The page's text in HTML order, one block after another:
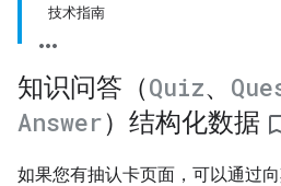
技术指南
知识问答（Quiz、
Answer）结构化数据
如果您有抽认卡页面，可以通过